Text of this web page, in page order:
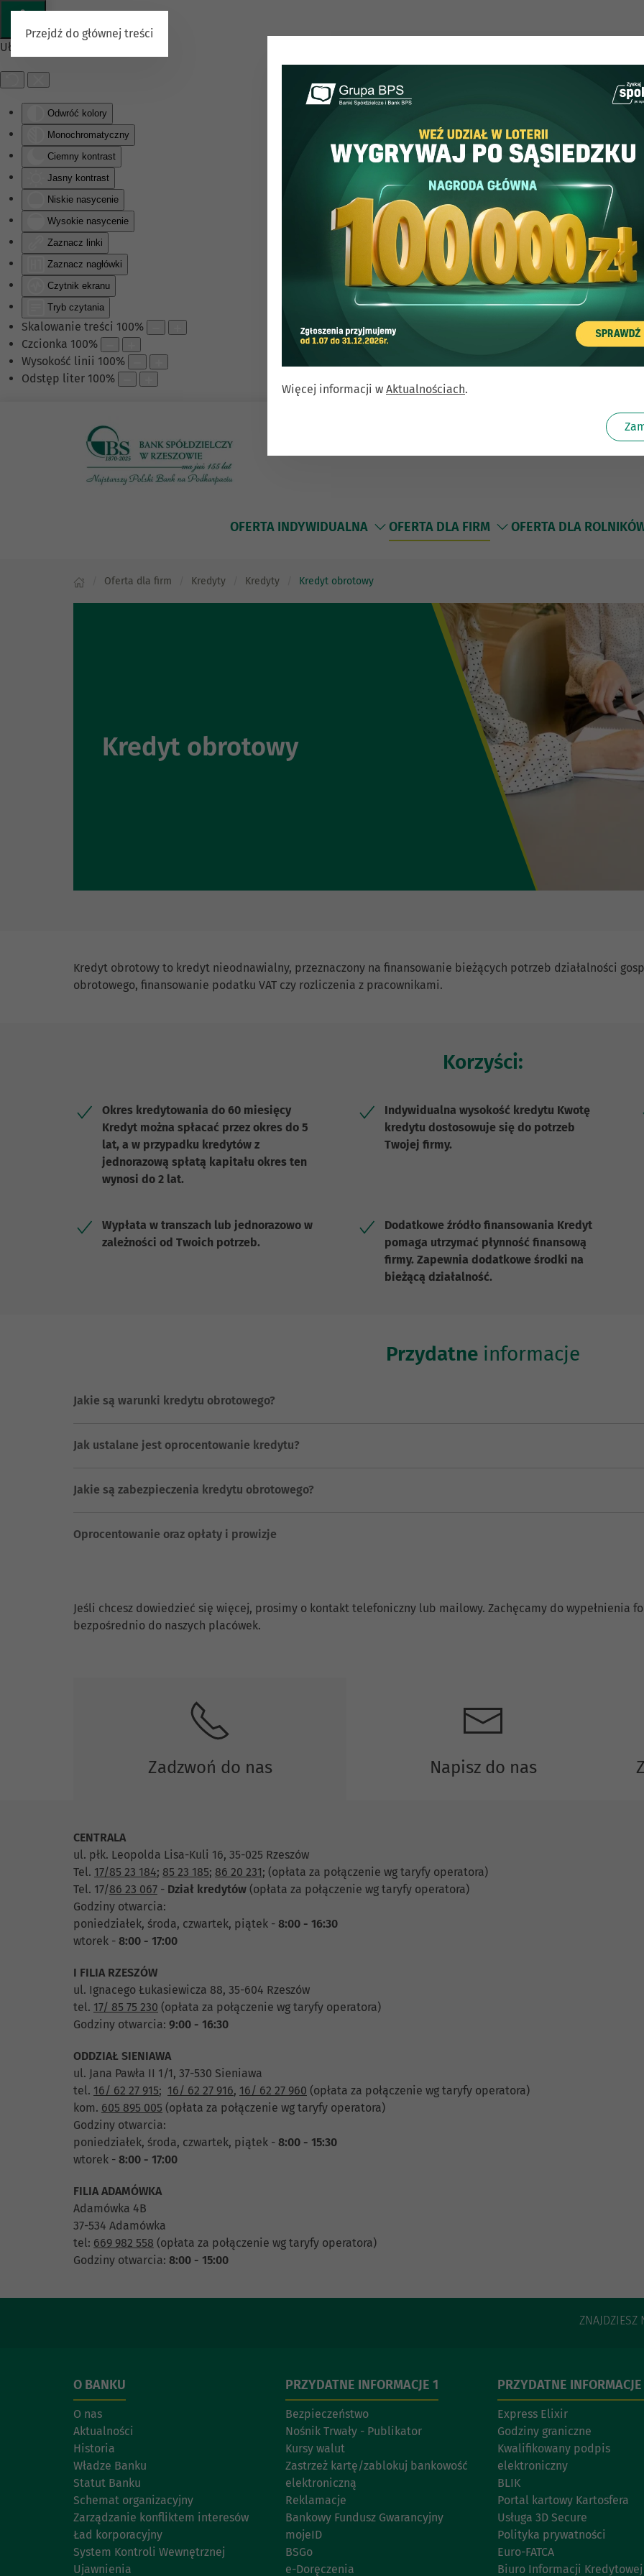
Ułatwienia dostępu
Odwróć kolory
Monochromatyczny
Ciemny kontrast
Jasny kontrast
Niskie nasycenie
Wysokie nasycenie
Zaznacz linki
Zaznacz nagłówki
Czytnik ekranu
Tryb czytania
Skalowanie treści 100%
Czcionka 100%
Wysokość linii 100%
Odstęp liter 100%
Przejdź do głównej treści
OFERTA INDYWIDUALNA OFERTA DLA FIRM OFERTA DLA
Oferta dla firm Kredyty Kredyty Kredyt obrotowy
Kredyt obrotowy
Kredyt obrotowy to kredyt nieodnawialny, przeznaczony na finansowanie bieżących potrzeb działalności
obrotowego, finansowanie podatku VAT czy rozliczenia z pracownikami.
Korzyści:
Okres kredytowania do 60 miesięcy
Kredyt można spłacać przez okres do 5
lat, a w przypadku kredytów z
jednorazową spłatą kapitału okres ten
wynosi do 2 lat.
Indywidualna wysokość kredytu Kwotę
kredytu dostosowuje się do potrzeb
Twojej firmy.
Wypłata w transzach lub jednorazowo w
zależności od Twoich potrzeb.
Dodatkowe źródło finansowania Kredyt
pomaga utrzymać płynność finansową
firmy. Zapewnia dodatkowe środki na
bieżącą działalność.
Przydatne informacje
Jakie są warunki kredytu obrotowego?
Jak ustalane jest oprocentowanie kredytu?
Jakie są zabezpieczenia kredytu obrotowego?
Oprocentowanie oraz opłaty i prowizje
Skontaktuj się z nami.
Jeśli chcesz dowiedzieć się więcej, prosimy o kontakt telefoniczny lub mailowy. Zachęcamy do wypełnienia
bezpośrednio do naszych placówek.
Zadzwoń do nas Napisz do nas
CENTRALA
ul. płk. Leopolda Lisa-Kuli 16, 35-025 Rzeszów
Tel. 17/85 23 184; 85 23 185; 86 20 231; (opłata za połączenie wg taryfy operatora)
Tel. 17/86 23 067 - Dział kredytów (opłata za połączenie wg taryfy operatora)
Godziny otwarcia:
poniedziałek, środa, czwartek, piątek - 8:00 - 16:30
wtorek - 8:00 - 17:00
I FILIA RZESZÓW
ul. Ignacego Łukasiewicza 88, 35-604 Rzeszów
tel. 17/ 85 75 230 (opłata za połączenie wg taryfy operatora)
Godziny otwarcia: 9:00 - 16:30
ODDZIAŁ SIENIAWA
ul. Jana Pawła II 1/1, 37-530 Sieniawa
tel. 16/ 62 27 915; 16/ 62 27 916, 16/ 62 27 960 (opłata za połączenie wg taryfy operatora)
kom. 605 895 005 (opłata za połączenie wg taryfy operatora)
Godziny otwarcia:
poniedziałek, środa, czwartek, piątek - 8:00 - 15:30
wtorek - 8:00 - 17:00
FILIA ADAMÓWKA
Adamówka 4B
37-534 Adamówka
tel: 669 982 558 (opłata za połączenie wg taryfy operatora)
Godziny otwarcia: 8:00 - 15:00
ZNAJDZIESZ
O BANKU
O nas
Aktualności
Historia
Władze Banku
Statut Banku
Schemat organizacyjny
Zarządzanie konfliktem interesów
Ład korporacyjny
System Kontroli Wewnętrznej
Ujawnienia
PRZYDATNE INFORMACJE 1
Bezpieczeństwo
Nośnik Trwały - Publikator
Kursy walut
Zastrzeż kartę/zablokuj bankowość
elektroniczną
Reklamacje
Bankowy Fundusz Gwarancyjny
mojeID
BSGo
e-Doręczenia
PRZYDATNE
Express Elixir
Godziny graniczne
Kwalifikowany podpis
elektroniczny
BLIK
Portal kartowy Kartosfera
Usługa 3D Secure
Polityka prywatności
Euro-FATCA
Biuro Informacji Kredytowej
Więcej informacji w Aktualnościach.